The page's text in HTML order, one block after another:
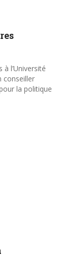
l’Université
conseiller
la politique